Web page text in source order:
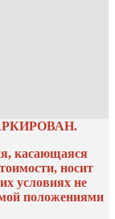
касающаяся
носит
условиях не
положениями